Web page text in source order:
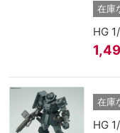
在庫
HG
在庫
HG